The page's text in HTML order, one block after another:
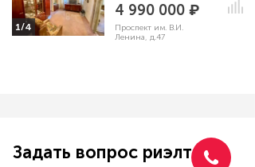
1/4
4 990 000 ₽
Проспект им. В.И.
Ленина, д.47
Задать вопрос риэлтору